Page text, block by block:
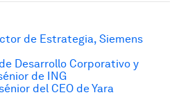
de Estrategia, Siemens
Desarrollo Corporativo y
de ING
del CEO de Yara